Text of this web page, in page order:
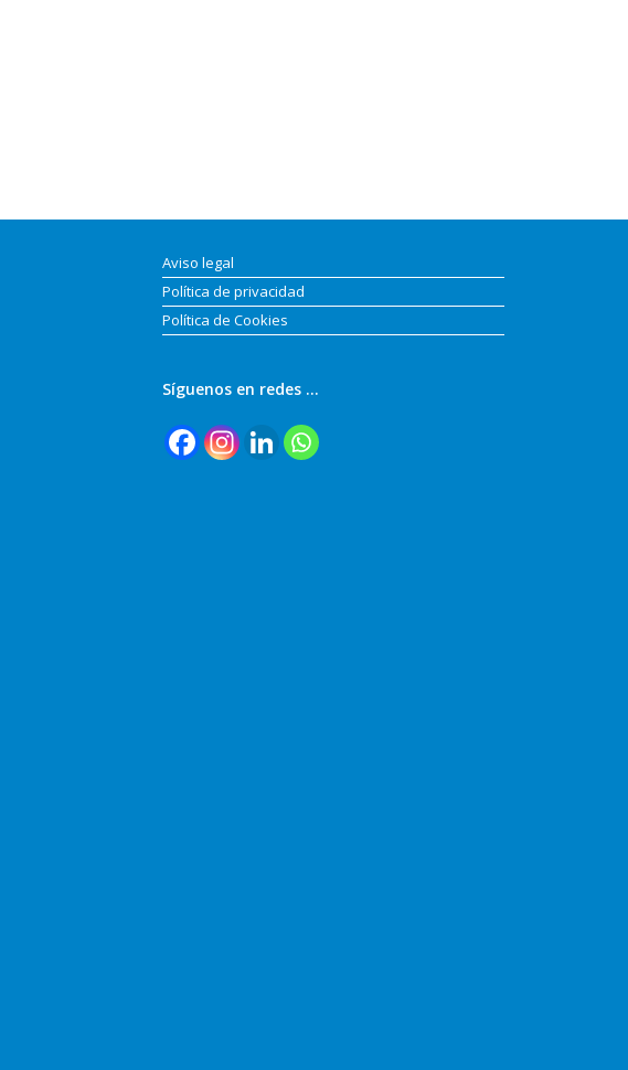
Aviso legal
Política de privacidad
Política de Cookies
Síguenos en redes …